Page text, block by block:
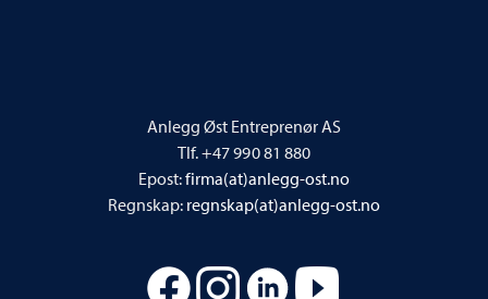
Anlegg Øst Entreprenør AS
Tlf. +47 990 81 880
Epost:firma(at)anlegg-ost.no
Regnskap: regnskap(at)anlegg-ost.no